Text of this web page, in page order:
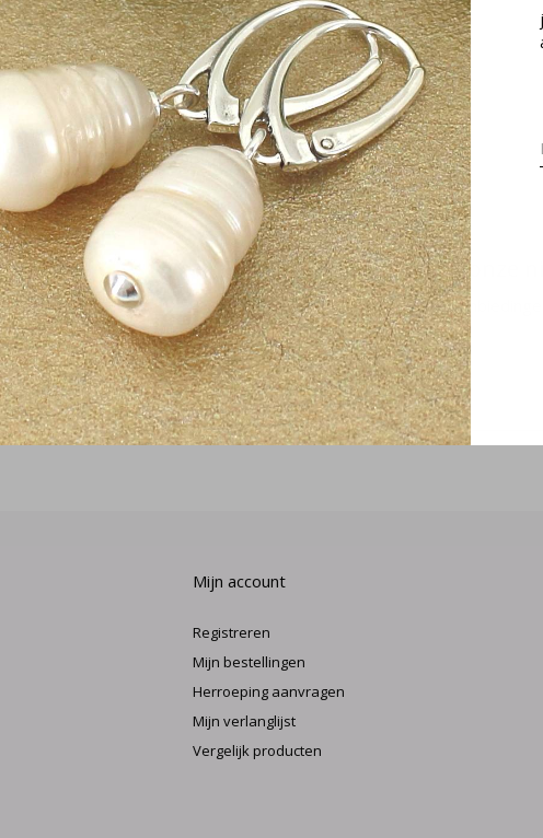
Meld je aan voor onze
Ontvang de nieuwste
Mijn account
Registreren
Mijn bestellingen
Herroeping aanvragen
Mijn verlanglijst
Vergelijk producten